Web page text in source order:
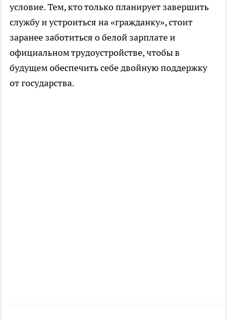
условие. Тем, кто только планирует завершить
службу и устроиться на «гражданку», стоит
заранее заботиться о белой зарплате и
официальном трудоустройстве, чтобы в
будущем обеспечить себе двойную поддержку
от государства.